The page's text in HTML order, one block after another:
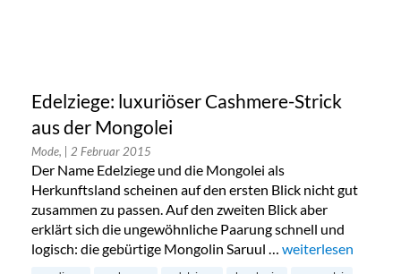
Edelziege: luxuriöser Cashmere-Strick
aus der Mongolei
Mode, | 2 Februar 2015
Der Name Edelziege und die Mongolei als
Herkunftsland scheinen auf den ersten Blick nicht gut
zusammen zu passen. Auf den zweiten Blick aber
erklärt sich die ungewöhnliche Paarung schnell und
logisch: die gebürtige Mongolin Saruul … „Edelziege:
weiterlesen